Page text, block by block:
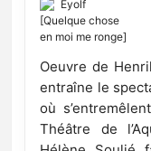
Oeuvre de
entraîne le
où
Théâtre de